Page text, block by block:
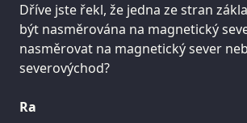
Dříve jste řekl, že jedna ze stran
být nasměrována na magnetický
nasměrovat na magnetický sever
severovýchod?
Ra